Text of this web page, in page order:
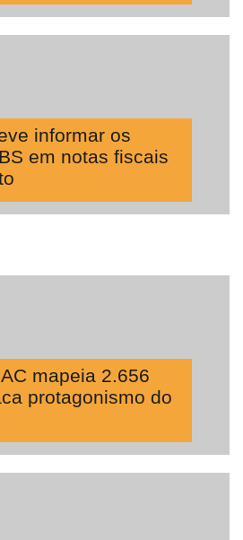
informar os
em notas fiscais
mapeia 2.656
protagonismo do